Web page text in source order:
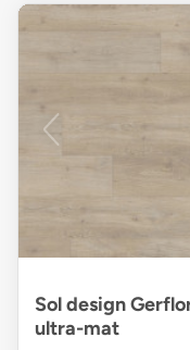
Sol design
ultra-mat